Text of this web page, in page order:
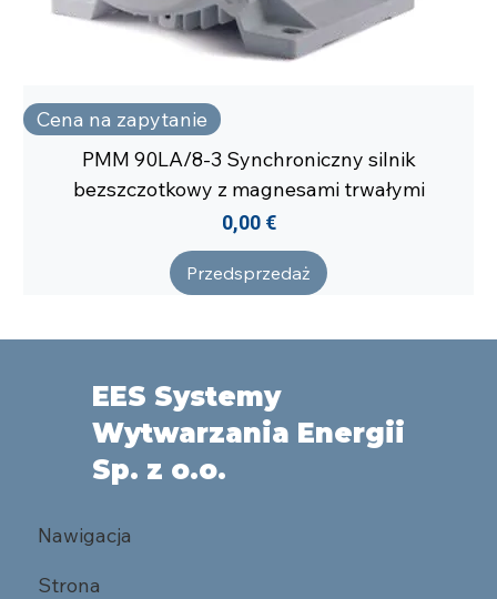
Cena na zapytanie
PMM 90LA/8-3 Synchroniczny silnik
bezszczotkowy z magnesami trwałymi
Cena
0,00 €
Przedsprzedaż
EES Systemy
Wytwarzania Energii
Sp. z o.o.
Nawigacja
Strona